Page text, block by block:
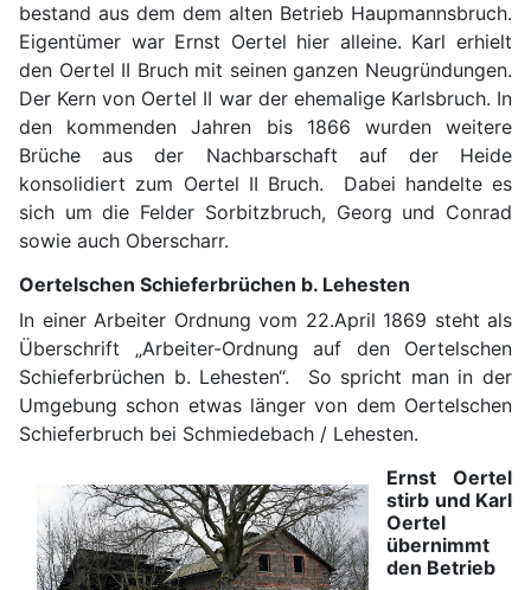
bestand aus dem dem alten Betrieb Haupmannsbruch.
Eigentümer war Ernst Oertel hier alleine. Karl erhielt
den Oertel II Bruch mit seinen ganzen Neugründungen.
Der Kern von Oertel II war der ehemalige Karlsbruch. In
den kommenden Jahren bis 1866 wurden weitere
Brüche aus der Nachbarschaft auf der Heide
konsolidiert zum Oertel II Bruch. Dabei handelte es
sich um die Felder Sorbitzbruch, Georg und Conrad
sowie auch Oberscharr.
Oertelschen Schieferbrüchen b. Lehesten
In einer Arbeiter Ordnung vom 22.April 1869 steht als
Überschrift „Arbeiter-Ordnung auf den Oertelschen
Schieferbrüchen b. Lehesten“. So spricht man in der
Umgebung schon etwas länger von dem Oertelschen
Schieferbruch bei Schmiedebach / Lehesten.
Ernst Oertel
stirb und Karl
Oertel
übernimmt
den Betrieb